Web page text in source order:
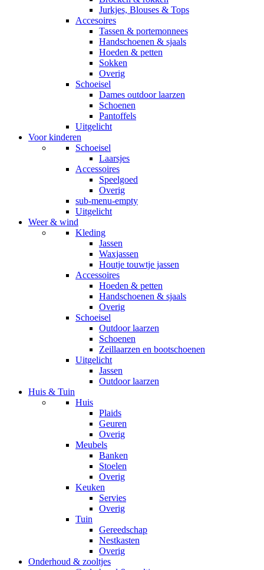
Jurkjes, Blouses & Tops
Accesoires
Tassen & portemonnees
Handschoenen & sjaals
Hoeden & petten
Sokken
Overig
Schoeisel
Dames outdoor laarzen
Schoenen
Pantoffels
Uitgelicht
Voor kinderen
Schoeisel
Laarsjes
Accessoires
Speelgoed
Overig
sub-menu-empty
Uitgelicht
Weer & wind
Kleding
Jassen
Waxjassen
Houtje touwtje jassen
Accessoires
Hoeden & petten
Handschoenen & sjaals
Overig
Schoeisel
Outdoor laarzen
Schoenen
Zeillaarzen en bootschoenen
Uitgelicht
Jassen
Outdoor laarzen
Huis & Tuin
Huis
Plaids
Geuren
Overig
Meubels
Banken
Stoelen
Overig
Keuken
Servies
Overig
Tuin
Gereedschap
Nestkasten
Overig
Onderhoud & zooltjes